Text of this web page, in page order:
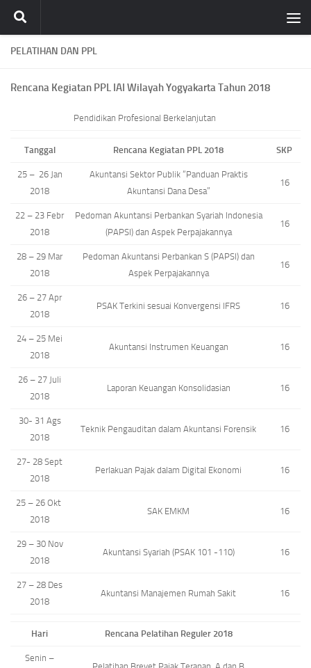
Skip to content
PELATIHAN DAN PPL
Rencana Kegiatan PPL IAI Wilayah Yogyakarta Tahun 2018
Pendidikan Profesional Berkelanjutan
Tanggal Rencana Kegiatan PPL 2018 SKP
25 – 26 Jan
2018
Akuntansi Sektor Publik “Panduan Praktis
Akuntansi Dana Desa”
16
22 – 23 Febr
2018
Pedoman Akuntansi Perbankan Syariah Indonesia
(PAPSI) dan Aspek Perpajakannya
16
28 – 29 Mar
2018
Pedoman Akuntansi Perbankan S (PAPSI) dan
Aspek Perpajakannya
16
26 – 27 Apr
2018
PSAK Terkini sesuai Konvergensi IFRS 16
24 – 25 Mei
2018
Akuntansi Instrumen Keuangan 16
26 – 27 Juli
2018
Laporan Keuangan Konsolidasian 16
30- 31 Ags
2018
Teknik Pengauditan dalam Akuntansi Forensik 16
27- 28 Sept
2018
Perlakuan Pajak dalam Digital Ekonomi 16
25 – 26 Okt
2018
SAK EMKM 16
29 – 30 Nov
2018
Akuntansi Syariah (PSAK 101 -110) 16
27 – 28 Des
2018
Akuntansi Manajemen Rumah Sakit 16
Hari Rencana Pelatihan Reguler 2018
Senin –